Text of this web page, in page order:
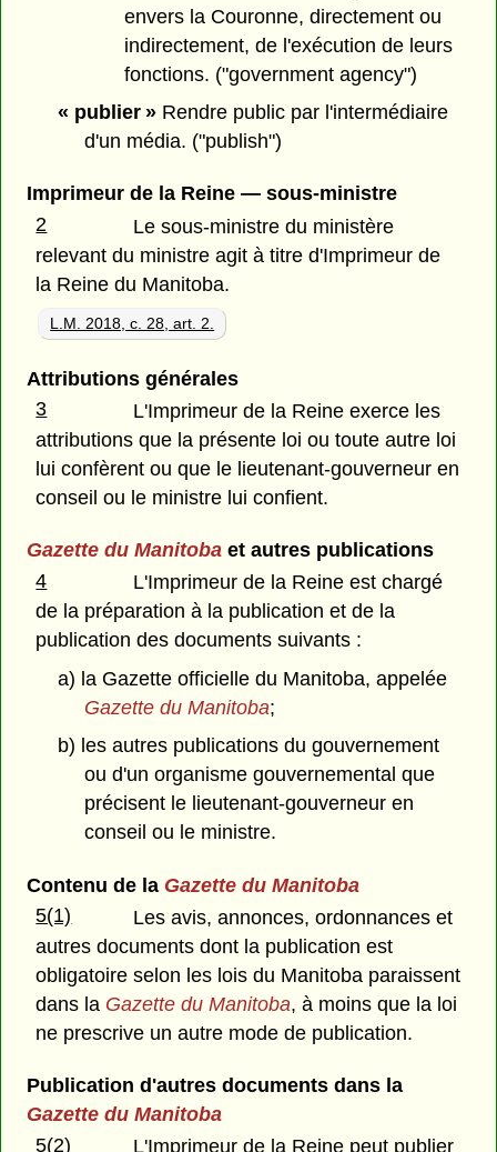
envers la Couronne, directement ou
indirectement, de l'exécution de leurs
fonctions. ("government agency")
« publier »Rendre public par l'intermédiaire
d'un média. ("publish")
Imprimeur de la Reine — sous-ministre
2
Le sous-ministre du ministère
relevant du ministre agit à titre d'Imprimeur de
la Reine du Manitoba.
L.M. 2018, c. 28, art. 2.
Attributions générales
3
L'Imprimeur de la Reine exerce les
attributions que la présente loi ou toute autre loi
lui confèrent ou que le lieutenant-gouverneur en
conseil ou le ministre lui confient.
Gazette du Manitobaet autres publications
4
L'Imprimeur de la Reine est chargé
de la préparation à la publication et de la
publication des documents suivants :
a) la Gazette officielle du Manitoba, appelée
Gazette du Manitoba;
b) les autres publications du gouvernement
ou d'un organisme gouvernemental que
précisent le lieutenant-gouverneur en
conseil ou le ministre.
Contenu de la Gazette du Manitoba
5(1)
Les avis, annonces, ordonnances et
autres documents dont la publication est
obligatoire selon les lois du Manitoba paraissent
dans la Gazette du Manitoba, à moins que la loi
ne prescrive un autre mode de publication.
Publication d'autres documents dans la
Gazette du Manitoba
5(2)
L'Imprimeur de la Reine peut publier